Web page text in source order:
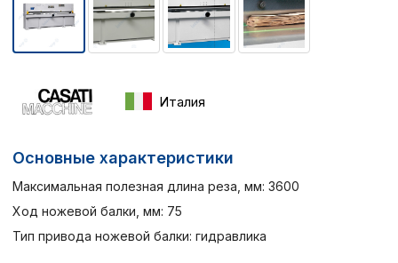
Италия
Основные характеристики
Максимальная полезная длина реза, мм: 3600
Ход ножевой балки, мм: 75
Тип привода ножевой балки: гидравлика